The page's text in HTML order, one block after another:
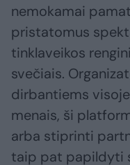
nemokamai
pristatomus
tinklaveikos
svečiais.
dirbantiems
menais, ši
arba stiprinti
taip pat papildyti